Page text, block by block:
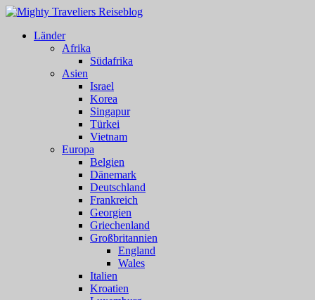
Länder
Afrika
Südafrika
Asien
Israel
Korea
Singapur
Türkei
Vietnam
Europa
Belgien
Dänemark
Deutschland
Frankreich
Georgien
Griechenland
Großbritannien
England
Wales
Italien
Kroatien